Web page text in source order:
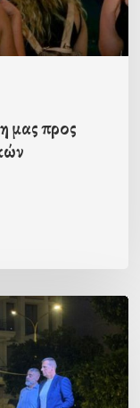
μας προς